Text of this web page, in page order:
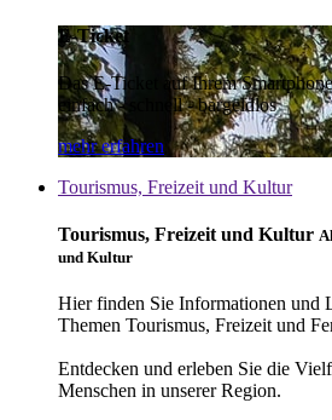
E-Ticket
Das E-Ticket auf Ihrem
einfach - schnell - bargeldlos
mehr erfahren
Tourismus, Freizeit und Kultur
Tourismus, Freizeit und Kultur
und Kultur
Hier finden Sie Informationen und
Themen Tourismus, Freizeit und
Entdecken und erleben Sie die
Menschen in unserer Region.